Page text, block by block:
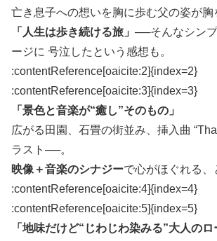
亡き息子への想いを胸に歩む父の姿が胸
「人生は歩き続ける旅」 ──そんなシン
ージに 号泣したという感想も。
:contentReference[oaicite:2]{index=2}​
:contentReference[oaicite:3]{index=3}
「景色と音楽が“癒し”そのもの」
広がる田園、石畳の街並み、挿入曲
ラスト──。
映像＋音楽のシナジーで心がほぐれる、
:contentReference[oaicite:4]{index=4}​
:contentReference[oaicite:5]{index=5}
「地味だけど“じわじわ染みる”大人のロ